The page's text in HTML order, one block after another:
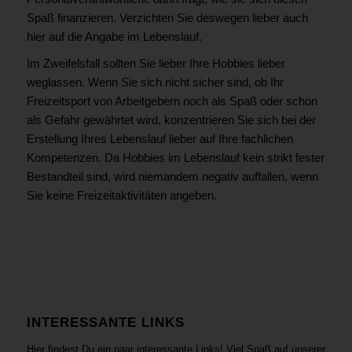
Spaß finanzieren. Verzichten Sie deswegen lieber auch
hier auf die Angabe im Lebenslauf.
Im Zweifelsfall sollten Sie lieber Ihre Hobbies lieber
weglassen. Wenn Sie sich nicht sicher sind, ob Ihr
Freizeitsport von Arbeitgebern noch als Spaß oder schon
als Gefahr gewährtet wird, konzentrieren Sie sich bei der
Erstellung Ihres Lebenslauf lieber auf Ihre fachlichen
Kompetenzen. Da Hobbies im Lebenslauf kein strikt fester
Bestandteil sind, wird niemandem negativ auffallen, wenn
Sie keine Freizeitaktivitäten angeben.
INTERESSANTE LINKS
Hier findest Du ein paar interessante Links! Viel Spaß auf unserer